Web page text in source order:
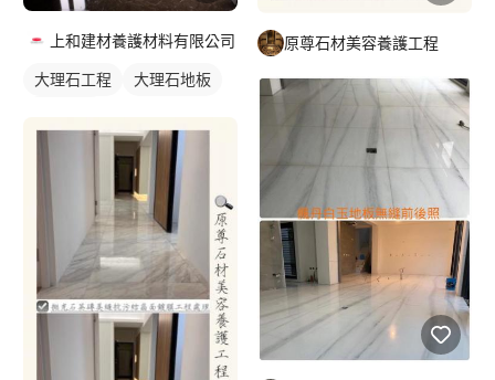
上和建材養護材料有限公司
大理石工程
大理石地板
原尊石材美容養護工程